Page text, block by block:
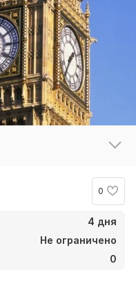
0
4 дня
Не ограничено
0